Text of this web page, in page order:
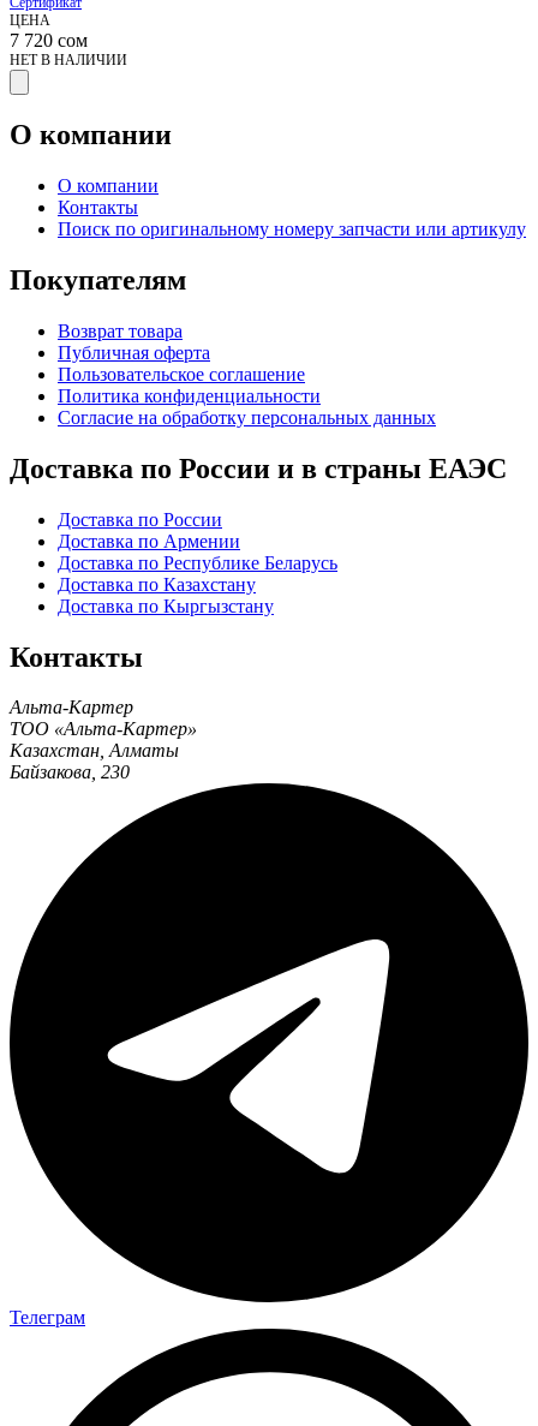
ЦЕНА
7 720 сом
НЕТ В НАЛИЧИИ
О компании
О компании
Контакты
Поиск по оригинальному номеру запчасти или артикулу
Покупателям
Возврат товара
Публичная оферта
Пользовательское соглашение
Политика конфиденциальности
Согласие на обработку персональных данных
Доставка по России и в страны ЕАЭС
Доставка по России
Доставка по Армении
Доставка по Республике Беларусь
Доставка по Казахстану
Доставка по Кыргызстану
Контакты
Альта-Картер
ТОО «Альта-Картер»
Казахстан,Алматы
Байзакова, 230
Телеграм